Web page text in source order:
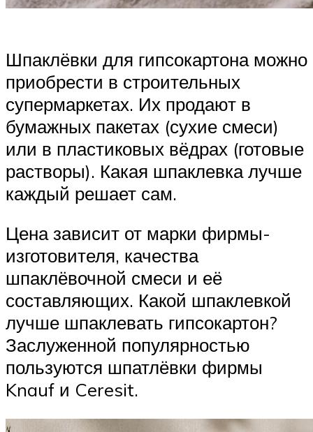
Шпаклёвки для гипсокартона можно
приобрести в строительных
супермаркетах. Их продают в
бумажных пакетах (сухие смеси)
или в пластиковых вёдрах (готовые
растворы). Какая шпаклевка лучше
каждый решает сам.
Цена зависит от марки фирмы-
изготовителя, качества
шпаклёвочной смеси и её
составляющих. Какой шпаклевкой
лучше шпаклевать гипсокартон?
Заслуженной популярностью
пользуются шпатлёвки фирмы
Knauf и Ceresit.